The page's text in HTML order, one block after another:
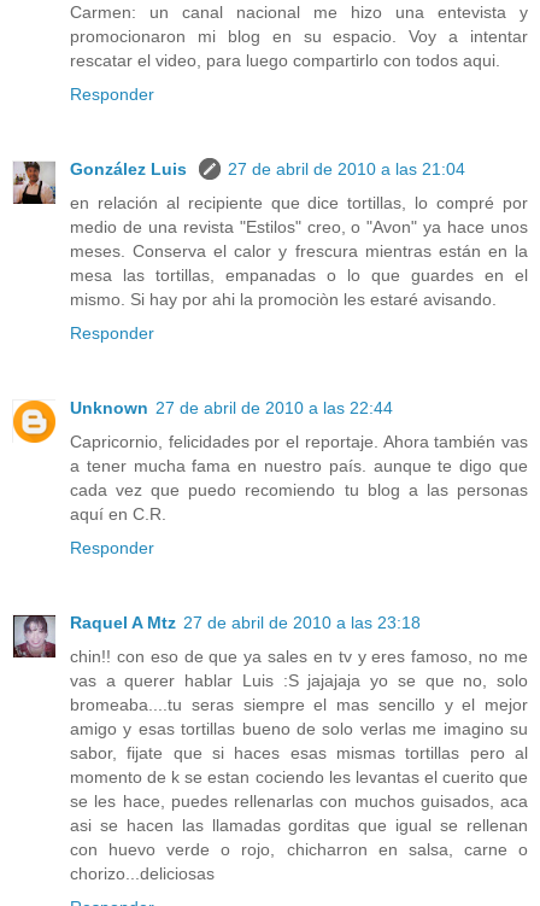
Carmen: un canal nacional me hizo una entevista y
promocionaron mi blog en su espacio. Voy a intentar
rescatar el video, para luego compartirlo con todos aqui.
Responder
González Luis
27 de abril de 2010 a las 21:04
en relación al recipiente que dice tortillas, lo compré por
medio de una revista "Estilos" creo, o "Avon" ya hace unos
meses. Conserva el calor y frescura mientras están en la
mesa las tortillas, empanadas o lo que guardes en el
mismo. Si hay por ahi la promociòn les estaré avisando.
Responder
Unknown 27 de abril de 2010 a las 22:44
Capricornio, felicidades por el reportaje. Ahora también vas
a tener mucha fama en nuestro país. aunque te digo que
cada vez que puedo recomiendo tu blog a las personas
aquí en C.R.
Responder
Raquel A Mtz 27 de abril de 2010 a las 23:18
chin!! con eso de que ya sales en tv y eres famoso, no me
vas a querer hablar Luis :S jajajaja yo se que no, solo
bromeaba....tu seras siempre el mas sencillo y el mejor
amigo y esas tortillas bueno de solo verlas me imagino su
sabor, fijate que si haces esas mismas tortillas pero al
momento de k se estan cociendo les levantas el cuerito que
se les hace, puedes rellenarlas con muchos guisados, aca
asi se hacen las llamadas gorditas que igual se rellenan
con huevo verde o rojo, chicharron en salsa, carne o
chorizo...deliciosas